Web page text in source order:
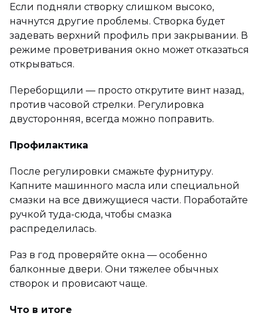
Если подняли створку слишком высоко,
начнутся другие проблемы. Створка будет
задевать верхний профиль при закрывании. В
режиме проветривания окно может отказаться
открываться.
Переборщили — просто открутите винт назад,
против часовой стрелки. Регулировка
двусторонняя, всегда можно поправить.
Профилактика
После регулировки смажьте фурнитуру.
Капните машинного масла или специальной
смазки на все движущиеся части. Поработайте
ручкой туда-сюда, чтобы смазка
распределилась.
Раз в год проверяйте окна — особенно
балконные двери. Они тяжелее обычных
створок и провисают чаще.
Что в итоге